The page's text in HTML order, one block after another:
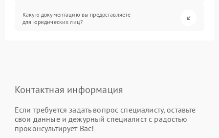
Какую документацию вы предоставляете
для юридических лиц?
Контактная информация
Если требуется задать вопрос специалисту, оставьте
свои данные и дежурный специалист с радостью
проконсультирует Вас!